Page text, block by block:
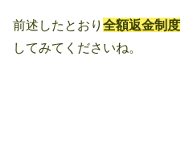
前述したとおり全額返金制度
してみてくださいね。